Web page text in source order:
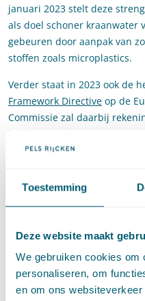
Toestemming
Deze website maakt
We gebruiken cookies om
personaliseren, om
en om ons
januari 2023 stelt deze
als doel schoner kraanwater
gebeuren door aanpak van
stoffen zoals microplastics.
Verder staat in 2023 ook de
Framework Directive op de
Commissie zal daarbij
implementatie van EU-
bronnen van vervuiling en
verminderen.
Horizon Europe
is het
financieringsprogramma
Op 12 mei jl. is het
gepubliceerd.